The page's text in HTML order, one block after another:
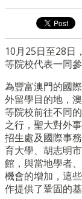
10月25日至28日
等院校代表一同
為豐富澳門的國
外留學目的地，
等院校前往不同
之行，聖大對外
招生處及國際事
育大學、胡志明
館，與當地學者
機會的增加，這
作提供了鞏固的基